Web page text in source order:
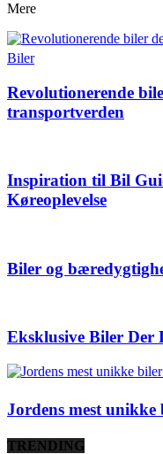
Mere
Biler
Revolutionerende
transportverden
Inspiration til Bil
Køreoplevelse
Biler og
Eksklusive Biler Der
Jordens mest
TRENDING